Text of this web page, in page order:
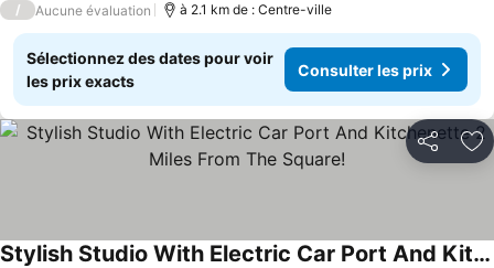
/ Aucune évaluation à 2.1 km de : Centre-ville
Sélectionnez des dates pour voir
les prix exacts
Consulter les prix
Partager
Stylish Studio With Electric Car Port And Kitchenette 2 Miles From The Square!